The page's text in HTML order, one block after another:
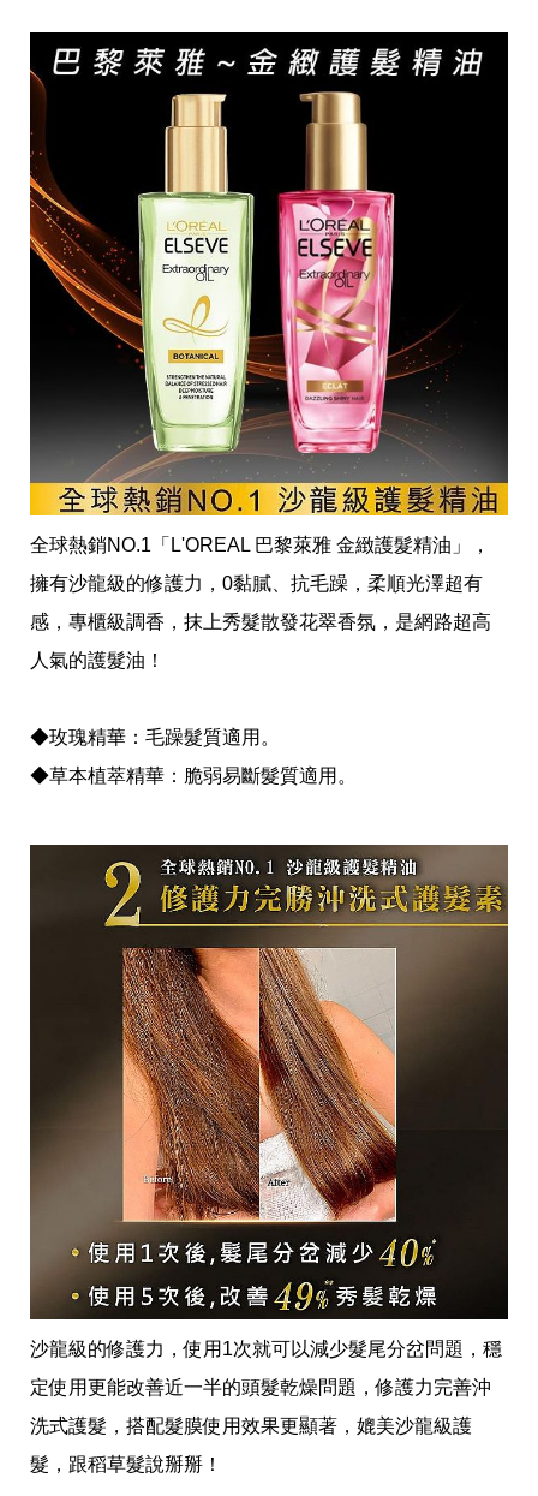
全球熱銷NO.1「L'OREAL 巴黎萊雅 金緻護髮精油」，
擁有沙龍級的修護力，0黏膩、抗毛躁，柔順光澤超有
感，專櫃級調香，抹上秀髮散發花翠香氛，是網路超高
人氣的護髮油！
◆玫瑰精華：毛躁髮質適用。
◆草本植萃精華：脆弱易斷髮質適用。
沙龍級的修護力，使用1次就可以減少髮尾分岔問題，穩
定使用更能改善近一半的頭髮乾燥問題，修護力完善沖
洗式護髮，搭配髮膜使用效果更顯著，媲美沙龍級護
髮，跟稻草髮說掰掰！